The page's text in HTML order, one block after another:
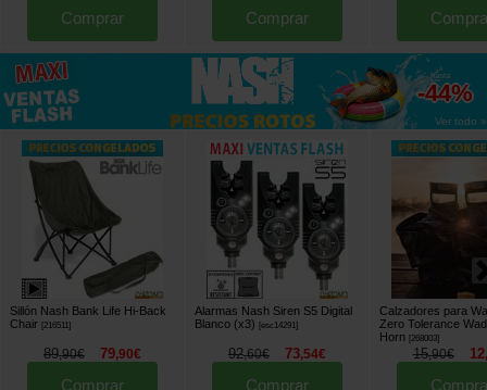
Comprar Comprar
hasta
-44%
Ver todo »
Sillón Nash Bank Life Hi-Back
Chair [216511]
89,90€ 79,90€
Comprar
Alarmas Nash Siren S5 Digital
Blanco (x3) [esc14291]
92,60€ 73,54€
Comprar
Calzadores para
Zero Tolerance
Horn [268003]
15,90€ 12